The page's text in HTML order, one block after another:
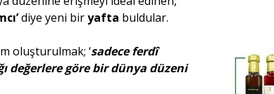
diye yeni biryafta buldular.
oluşturulmak; ‘sadece ferdî
değerlere göre bir dünya düzeni